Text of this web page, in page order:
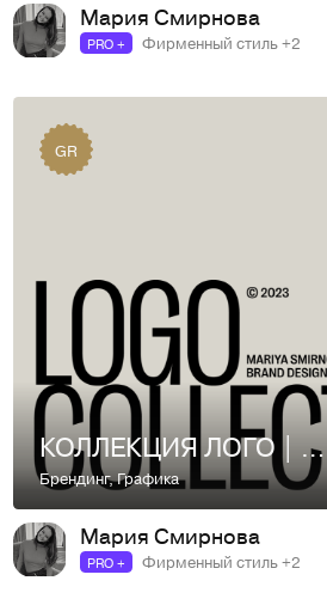
Мария Смирнова
PRO + Фирменный стиль +2
GR
КОЛЛЕКЦИЯ ЛОГО | 2023
Брендинг,Графика
Мария Смирнова
PRO + Фирменный стиль +2